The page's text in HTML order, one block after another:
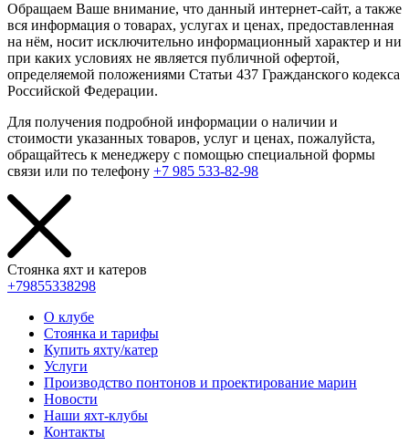
Обращаем Ваше внимание, что данный интернет-сайт, а также
вся информация о товарах, услугах и ценах, предоставленная
на нём, носит исключительно информационный характер и ни
при каких условиях не является публичной офертой,
определяемой положениями Статьи 437 Гражданского кодекса
Российской Федерации.
Для получения подробной информации о наличии и
стоимости указанных товаров, услуг и ценах, пожалуйста,
обращайтесь к менеджеру с помощью специальной формы
связи или по телефону +7 985 533-82-98
Стоянка яхт и катеров
+79855338298
О клубе
Стоянка и тарифы
Купить яхту/катер
Услуги
Производство понтонов и проектирование марин
Новости
Наши яхт-клубы
Контакты